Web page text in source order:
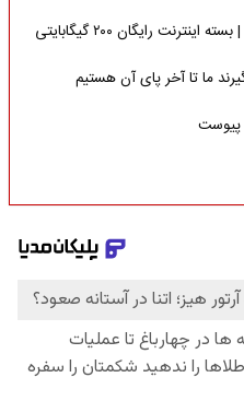
رایگان ۲۰۰ گیگابایتی
ما تا آخر پای آن هستیم
پیوست